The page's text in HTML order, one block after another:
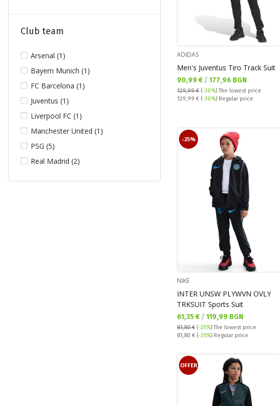
Club team
Arsenal (1)
Bayern Munich (1)
FC Barcelona (1)
Juventus (1)
Liverpool FC (1)
Manchester United (1)
PSG (5)
Real Madrid (2)
ADIDAS
Men's Juventus Tiro Track Suit
Текуща цена:
90,99 € / 177,96 BGN
129,99 € (-30%)The lowest price
Regular price:
129,99 € (-30%) Regular price
-25%
NIKE
INTER UNSW PLYWVN OVLY
TRKSUIT Sports Suit
Текуща цена:
61,35 € / 119,99 BGN
81,80 € (-25%)The lowest price
Regular price:
81,80 € (-25%) Regular price
OFFER